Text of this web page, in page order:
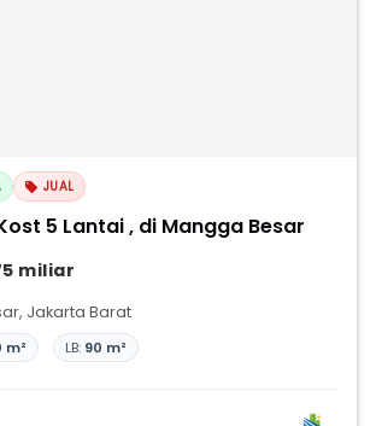
JUAL
5 Lantai , di Mangga Besar
miliar
, Jakarta Barat
m² LB: 90 m²